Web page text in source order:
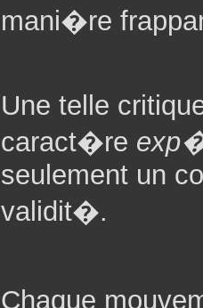
mani�re
Une telle
caract�re
seulement un
validit�.
Chaque